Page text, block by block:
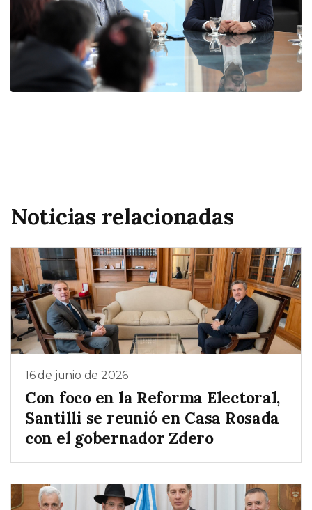
Noticias relacionadas
16 de junio de 2026
Con foco en la Reforma Electoral,
Santilli se reunió en Casa Rosada
con el gobernador Zdero